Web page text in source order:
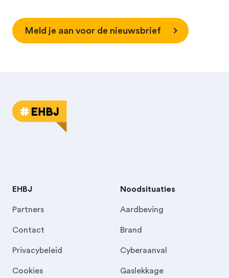
Meld je aan voor de nieuwsbrief
EHBJ
Partners
Contact
Privacybeleid
Cookies
Noodsituaties
Aardbeving
Brand
Cyberaanval
Gaslekkage